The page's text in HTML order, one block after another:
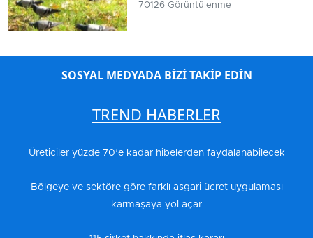
70126 Görüntülenme
SOSYAL MEDYADA BİZİ TAKİP EDİN
TREND HABERLER
Üreticiler yüzde 70’e kadar hibelerden faydalanabilecek
Bölgeye ve sektöre göre farklı asgari ücret uygulaması
karmaşaya yol açar